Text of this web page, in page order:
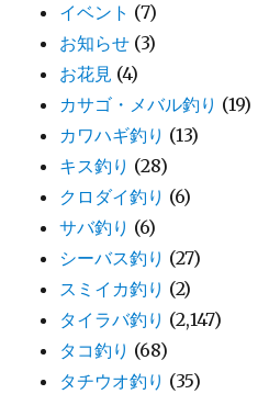
イベント (7)
お知らせ (3)
お花見 (4)
カサゴ・メバル釣り (19)
カワハギ釣り (13)
キス釣り (28)
クロダイ釣り (6)
サバ釣り (6)
シーバス釣り (27)
スミイカ釣り (2)
タイラバ釣り (2,147)
タコ釣り (68)
タチウオ釣り (35)